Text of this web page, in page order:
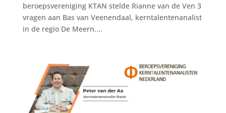
beroepsvereniging KTAN stelde Rianne van de Ven 3
vragen aan Bas van Veenendaal, kerntalentenanalist
in de regio De Meern....